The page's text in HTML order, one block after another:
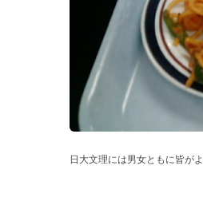
日大文理には男女ともに皆が